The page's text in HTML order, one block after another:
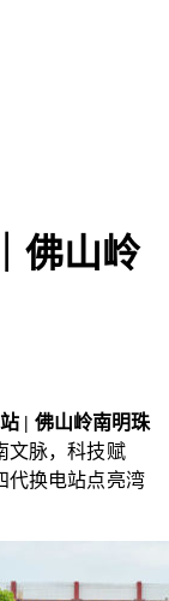
佛山岭
| 佛山岭南明珠
文脉，科技赋
代换电站点亮湾